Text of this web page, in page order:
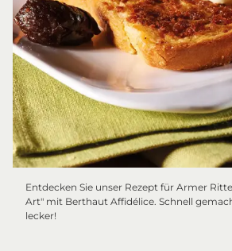
Entdecken Sie unser Rezept für Armer
Art" mit Berthaut Affidélice. Schnell
lecker!